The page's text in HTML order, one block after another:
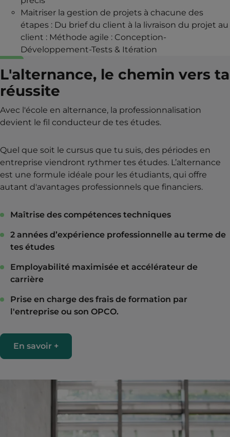
Maitriser la gestion de projets à chacune des
étapes : Du brief du client à la livraison du projet au
client : Méthode agile : Conception-
Développement-Tests & Itération
L'alternance, le chemin vers ta
réussite
Avec l'école en alternance, la professionnalisation
devient le fil conducteur de tes études.
Quel que soit le cursus que tu suis, des périodes en
entreprise viendront rythmer tes études. L’alternance
est une formule idéale pour les étudiants, qui offre
autant d'avantages professionnels que financiers.
Maîtrise des compétences techniques
2 années d’expérience professionnelle au terme de
tes études
Employabilité maximisée et accélérateur de
carrière
Prise en charge des frais de formation par
l'entreprise ou son OPCO.
En savoir +